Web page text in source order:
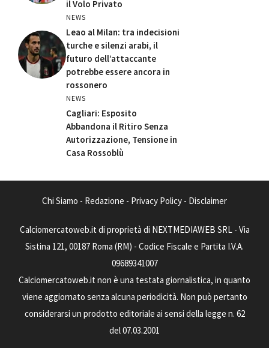
il Volo Privato
NEWS
Leao al Milan: tra indecisioni
turche e silenzi arabi, il
futuro dell’attaccante
potrebbe essere ancora in
rossonero
NEWS
Cagliari: Esposito
Abbandona il Ritiro Senza
Autorizzazione, Tensione in
Casa Rossoblù
Chi Siamo - Redazione - Privacy Policy - Disclaimer
Calciomercatoweb.it di proprietà di NEXTMEDIAWEB SRL - Via
Sistina 121, 00187 Roma (RM) - Codice Fiscale e Partita I.V.A.
09689341007
Calciomercatoweb.it non è una testata giornalistica, in quanto
viene aggiornato senza alcuna periodicità. Non può pertanto
considerarsi un prodotto editoriale ai sensi della legge n. 62
del 07.03.2001